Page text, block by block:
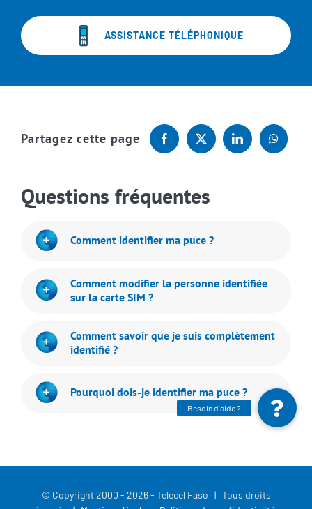
ASSISTANCE TÉLÉPHONIQUE
Partagez cette page
Questions fréquentes
Comment identifier ma puce ?
Comment modifier la personne identifiée
sur la carte SIM ?
Comment savoir que je suis complètement
identifié ?
Pourquoi dois-je identifier ma puce ?
© Copyright 2000 - 2026 - Telecel Faso | Tous droits